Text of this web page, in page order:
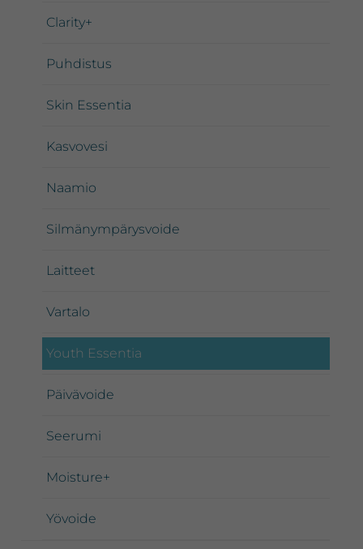
Clarity+
Puhdistus
Skin Essentia
Kasvovesi
Naamio
Silmänympärysvoide
Laitteet
Vartalo
Youth Essentia
Päivävoide
Seerumi
Moisture+
Yövoide